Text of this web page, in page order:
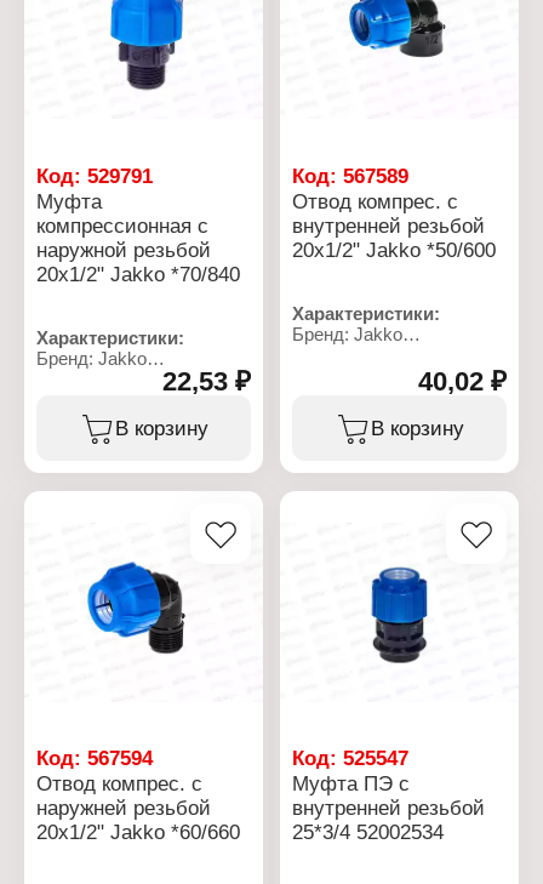
Материал: полипропилен
Резьба присоединения:
Код: 529791
Муфта
компрессионная с
наружной резьбой
20x1/2" Jakko *70/840
Характеристики:
Бренд: Jakko
Артикул: 704034502T
Тип товара: Муфта
Тип: компрессионная
Вид: переходная
Резьба присоединения:
Рабочее давление: до 10
Температура
применения: от 0 до +40
22,53 ₽
В корзину
Код:567589
Отвод компрес. с
внутренней резьбой
20x1/2" Jakko *50/600
Характеристики:
Бренд: Jakko
Тип товара: Отвод
Тип: компрессионый
Диаметр присоединения:
20x1/2"
Резьба присоединения:
Рабочее давление: до 10
применения: от 0 до +40
40,02 ₽
В корзину
Код: 567594
Отвод компрес. с
наружней резьбой
20x1/2" Jakko *60/660
Код:525547
Муфта ПЭ с
внутренней резьбой
25*3/4 52002534